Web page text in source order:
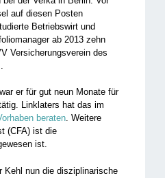
auf diesen Posten
Betriebswirt und
ab 2013 zehn
Versicherungsverein des
er für gut neun Monate für
Linklaters hat das im
beraten. Weitere
(CFA) ist die
ist.
Kehl nun die disziplinarische